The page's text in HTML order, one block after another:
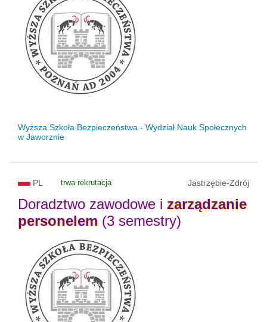
Wyższa Szkoła Bezpieczeństwa - Wydział Nauk Społecznych
w Jaworznie
PL trwa rekrutacja Jastrzębie-Zdrój
Doradztwo zawodowe i zarządzanie
personelem (3 semestry)